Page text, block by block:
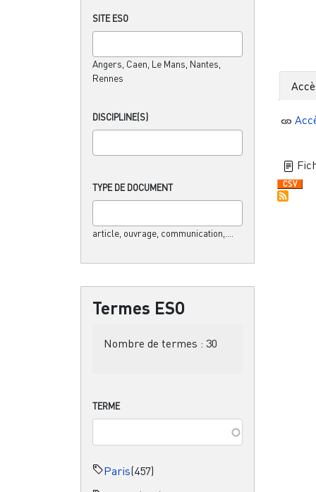
SITE ESO
Angers, Caen, Le Mans, Nantes,
Rennes
DISCIPLINE(S)
TYPE DE DOCUMENT
article, ouvrage, communication,....
Termes ESO
Nombre de termes : 30
TERME
Paris(457)